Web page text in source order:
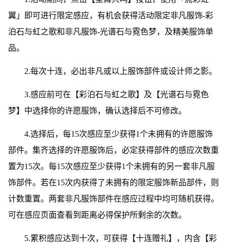
翼」即可进行限定感应，有机会获得活动限定非凡服饰-彩
泊石与虹之歌和非凡服饰-光谱石与霓色梦，及精美服饰单
品。
2.每次十连，必出非凡或以上服饰部件或设计师之影。
3.感应前可在【彩泊石与虹之歌】及【光谱石与霓色
梦】中选择你的许愿服饰，确认选择后不可修改。
4.选择后，每15次感应至少获得1个未拥有的许愿服饰
部件。集齐选择的许愿服饰后，必定获得部件的感应次数重
置为15次。每15次感应至少获得1个未拥有的另一套非凡服
饰部件。若在15次内获得了未拥有的限定服饰新品部件，则
计数重置。两套非凡服饰部件在感应过程中均可随机获得。
可在感应页面查看到距离必得保护所剩余的次数。
5.累积感应达到十次，可获得【十连赠礼】，内含【彩